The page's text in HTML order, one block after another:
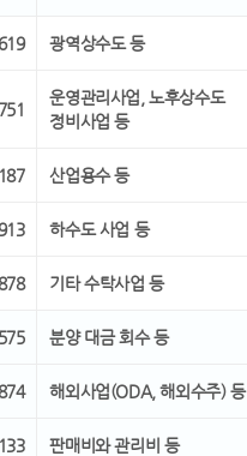
광역상수도 등
운영관리사업, 노후상수도
정비사업 등
산업용수 등
하수도 사업 등
기타 수탁사업 등
분양 대금 회수 등
해외사업(ODA, 해외수주) 등
판매비와 관리비 등